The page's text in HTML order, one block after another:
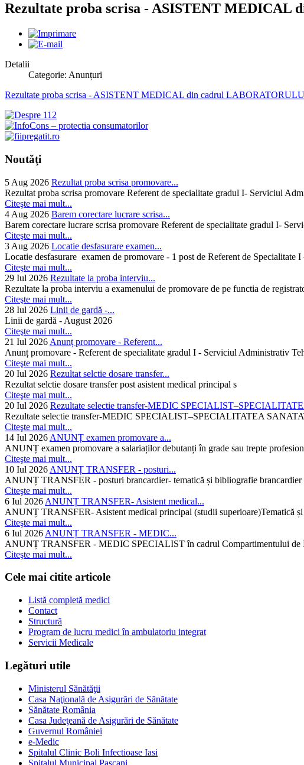
Rezultate proba scrisa - ASISTENT
Detalii
Categorie: Anunțuri
Rezultate proba scrisa - ASISTENT MEDICAL din cadrul
Noutăţi
5 Aug 2026 Rezultat proba scrisa promovare...
Rezultat proba scrisa promovare Referent de specialitate gradul I- Serviciul
Citeşte mai mult...
4 Aug 2026 Barem corectare lucrare scrisa...
Barem corectare lucrare scrisa promovare Referent de specialitate gradul I-
Citeşte mai mult...
3 Aug 2026 Locatie desfasurare examen...
Locatie desfasurare examen de promovare - 1 post de Referent de
Citeşte mai mult...
29 Iul 2026 Rezultate la proba interviu...
Rezultate la proba interviu a examenului de promovare de pe functia de
Citeşte mai mult...
28 Iul 2026 Linii de gardă -...
Linii de gardă - August 2026
Citeşte mai mult...
21 Iul 2026 Anunț promovare - Referent...
Anunț promovare - Referent de specialitate gradul I - Serviciul Administrativ
Citeşte mai mult...
20 Iul 2026 Rezultat selctie dosare transfer...
Rezultat selctie dosare transfer post asistent medical principal s
Citeşte mai mult...
20 Iul 2026 Rezultate selectie transfer-MEDIC
Rezultate selectie transfer-MEDIC SPECIALIST–SPECIALITATEA
Citeşte mai mult...
14 Iul 2026 ANUNȚ examen promovare a...
ANUNȚ examen promovare a salariaților debutanți în grade sau trepte
Citeşte mai mult...
10 Iul 2026 ANUNȚ TRANSFER - posturi...
ANUNȚ TRANSFER - posturi brancardier- tematică și bibliografie
Citeşte mai mult...
6 Iul 2026 ANUNȚ TRANSFER- Asistent medical...
ANUNȚ TRANSFER- Asistent medical principal (studii superioare)Tematică
Citeşte mai mult...
6 Iul 2026 ANUNȚ TRANSFER - MEDIC...
ANUNȚ TRANSFER - MEDIC SPECIALIST în cadrul Compartimentului de
Citeşte mai mult...
Cele mai citite articole
Listă completă medici
Contact
Structură
Program de lucru medici în ambulatoriu integrat
Servicii Medicale
Legături utile
Ministerul Sănătăţii
Casa Naţională de Asigurări de Sănătate
Sănătate România
Casa Judeţeană de Asigurări de Sănătate
Guvernul României
e-Medic
Spitalul Clinic Boli Infectioase Iasi
Spitalul Municipal Pascani